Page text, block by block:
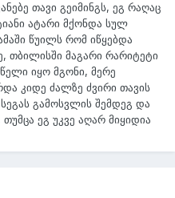
თავი გეიმინგს, ეგ რაღაც
ატარი მქონდა სულ
წუილს რომ იწყებდა
თბილისში მაგარი რარიტეტი
იყო მგონი, მერე
კიდე ძალზე ძვირი თავის
გამოსვლის შემდეგ და
ეგ უკვე აღარ მიყიდია